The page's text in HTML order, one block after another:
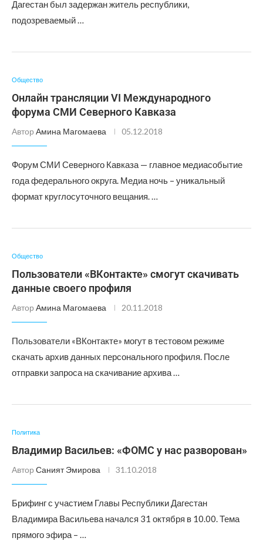
Дагестан был задержан житель республики,
подозреваемый …
Общество
Онлайн трансляции VI Международного
форума СМИ Северного Кавказа
Автор Амина Магомаева 05.12.2018
Форум СМИ Северного Кавказа — главное медиасобытие
года федерального округа. Медиа ночь – уникальный
формат круглосуточного вещания. …
Общество
Пользователи «ВКонтакте» смогут скачивать
данные своего профиля
Автор Амина Магомаева 20.11.2018
Пользователи «ВКонтакте» могут в тестовом режиме
скачать архив данных персонального профиля. После
отправки запроса на скачивание архива …
Политика
Владимир Васильев: «ФОМС у нас разворован»
Автор Саният Эмирова 31.10.2018
Брифинг с участием Главы Республики Дагестан
Владимира Васильева начался 31 октября в 10.00. Тема
прямого эфира – …